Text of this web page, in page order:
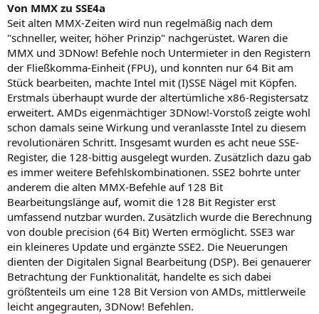
Von MMX zu SSE4a
Seit alten MMX-Zeiten wird nun regelmäßig nach dem
"schneller, weiter, höher Prinzip" nachgerüstet. Waren die
MMX und 3DNow! Befehle noch Untermieter in den Registern
der Fließkomma-Einheit (FPU), und konnten nur 64 Bit am
Stück bearbeiten, machte Intel mit (I)SSE Nägel mit Köpfen.
Erstmals überhaupt wurde der altertümliche x86-Registersatz
erweitert. AMDs eigenmächtiger 3DNow!-Vorstoß zeigte wohl
schon damals seine Wirkung und veranlasste Intel zu diesem
revolutionären Schritt. Insgesamt wurden es acht neue SSE-
Register, die 128-bittig ausgelegt wurden. Zusätzlich dazu gab
es immer weitere Befehlskombinationen. SSE2 bohrte unter
anderem die alten MMX-Befehle auf 128 Bit
Bearbeitungslänge auf, womit die 128 Bit Register erst
umfassend nutzbar wurden. Zusätzlich wurde die Berechnung
von double precision (64 Bit) Werten ermöglicht. SSE3 war
ein kleineres Update und ergänzte SSE2. Die Neuerungen
dienten der Digitalen Signal Bearbeitung (DSP). Bei genauerer
Betrachtung der Funktionalität, handelte es sich dabei
größtenteils um eine 128 Bit Version von AMDs, mittlerweile
leicht angegrauten, 3DNow! Befehlen.